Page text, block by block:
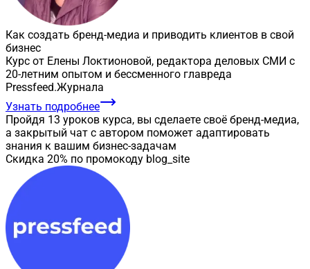
Как создать бренд-медиа и приводить клиентов в свой
бизнес
Курс от Елены Локтионовой, редактора деловых СМИ с
20-летним опытом и бессменного главреда
Pressfeed.Журнала
Узнать подробнее
Пройдя 13 уроков курса, вы сделаете своё бренд-медиа,
а закрытый чат с автором поможет адаптировать
знания к вашим бизнес-задачам
Скидка 20% по промокоду blog_site